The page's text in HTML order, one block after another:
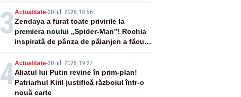
3 Actualitate-30 iul. 2026, 18:56
Zendaya a furat toate privirile la
premiera noului „Spider-Man”! Rochia
inspirată de pânza de păianjen a făcut
senzație
4Actualitate-30 iul. 2026, 19:27
Aliatul lui Putin revine în prim-plan!
Patriarhul Kiril justifică războiul într-o
nouă carte